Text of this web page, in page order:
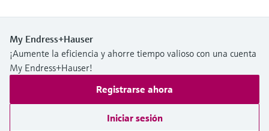
My Endress+Hauser
¡Aumente la eficiencia y ahorre tiempo valioso con una cuenta
My Endress+Hauser!
Registrarse ahora
Iniciar sesión